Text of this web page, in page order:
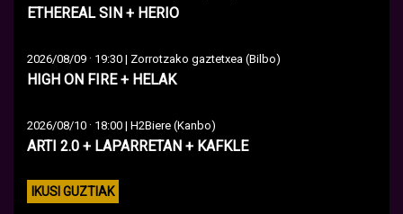
ETHEREAL SIN + HERIO
2026/08/09 · 19:30 | Zorrotzako gaztetxea (Bilbo)
HIGH ON FIRE + HELAK
2026/08/10 · 18:00 | H2Biere (Kanbo)
ARTI 2.0 + LAPARRETAN + KAFKLE
IKUSI GUZTIAK